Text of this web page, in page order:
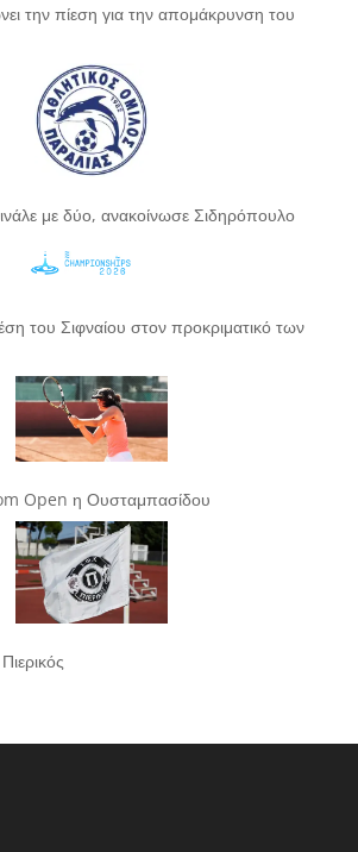
την πίεση για την απομάκρυνση του
με δύο, ανακοίνωσε Σιδηρόπουλο
του Σιφναίου στον προκριματικό των
Open η Ουσταμπασίδου